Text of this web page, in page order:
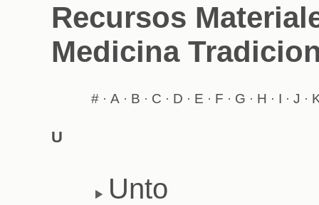
Recursos
Medicina
#· A· B · C · D · E · F · G · H · I · J ·
U
Unto